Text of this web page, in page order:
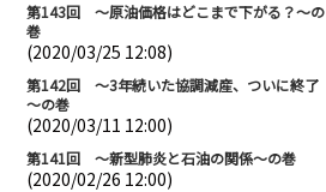
第143回 ～原油価格はどこまで下がる？～の
巻
(2020/03/25 12:08)
第142回 ～3年続いた協調減産、ついに終了
～の巻
(2020/03/11 12:00)
第141回 ～新型肺炎と石油の関係～の巻
(2020/02/26 12:00)